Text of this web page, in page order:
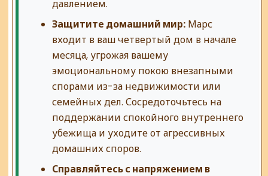
давлением.
Защитите домашний мир: Марс
входит в ваш четвертый дом в начале
месяца, угрожая вашему
эмоциональному покою внезапными
спорами из-за недвижимости или
семейных дел. Сосредоточьтесь на
поддержании спокойного внутреннего
убежища и уходите от агрессивных
домашних споров.
Справляйтесь с напряжением в